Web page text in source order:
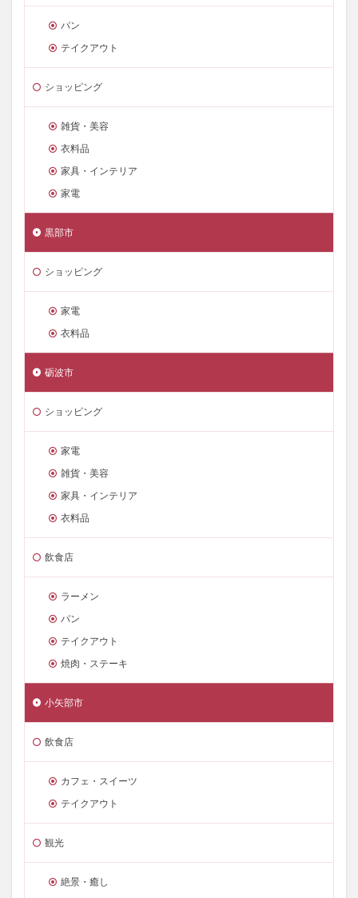
パン
テイクアウト
ショッピング
雑貨・美容
衣料品
家具・インテリア
家電
黒部市
ショッピング
家電
衣料品
砺波市
ショッピング
家電
雑貨・美容
家具・インテリア
衣料品
飲食店
ラーメン
パン
テイクアウト
焼肉・ステーキ
小矢部市
飲食店
カフェ・スイーツ
テイクアウト
観光
絶景・癒し